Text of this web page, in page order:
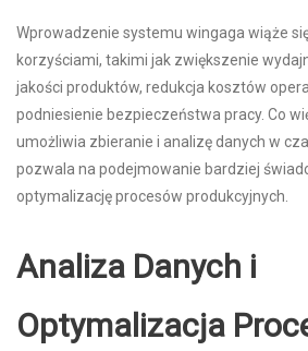
Wprowadzenie systemu wingaga wiąże
korzyściami, takimi jak zwiększenie
jakości produktów, redukcja kosztów
podniesienie bezpieczeństwa pracy. Co
umożliwia zbieranie i analizę danych w
pozwala na podejmowanie bardziej
optymalizację procesów produkcyjnych.
Analiza Danych i
Optymalizacja